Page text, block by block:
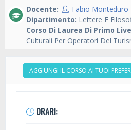
Docente:
Fabio Monteduro
Dipartimento: Lettere E
Corso Di Laurea Di Primo
Culturali Per Operatori Del
AGGIUNGI IL CORSO AI TUOI
ORARI: